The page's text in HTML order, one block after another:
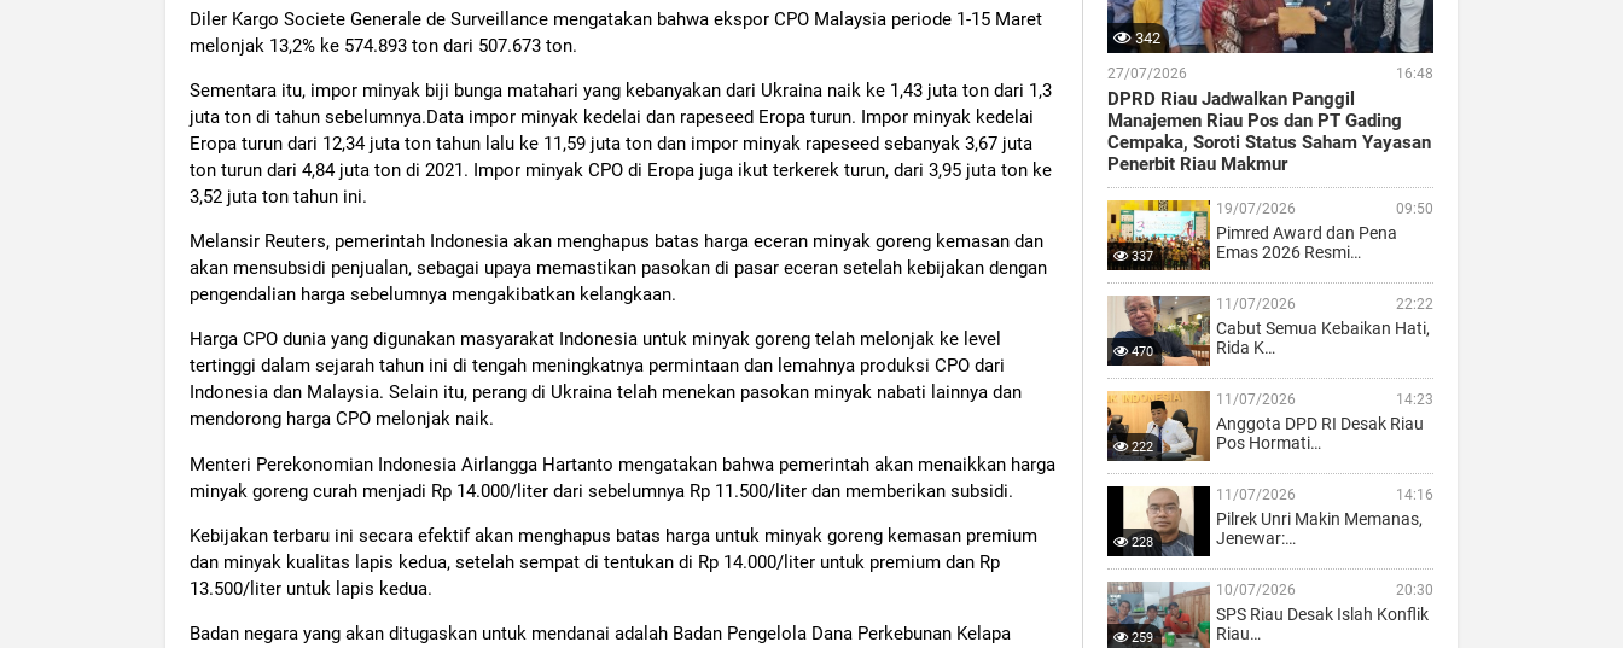
Diler Kargo Societe Generale de Surveillance mengatakan bahwa ekspor CPO Malaysia periode 1-15 Maret
melonjak 13,2% ke 574.893 ton dari 507.673 ton.
Sementara itu, impor minyak biji bunga matahari yang kebanyakan dari Ukraina naik ke 1,43 juta ton dari 1,3
juta ton di tahun sebelumnya.Data impor minyak kedelai dan rapeseed Eropa turun. Impor minyak kedelai
Eropa turun dari 12,34 juta ton tahun lalu ke 11,59 juta ton dan impor minyak rapeseed sebanyak 3,67 juta
ton turun dari 4,84 juta ton di 2021. Impor minyak CPO di Eropa juga ikut terkerek turun, dari 3,95 juta ton ke
3,52 juta ton tahun ini.
Melansir Reuters, pemerintah Indonesia akan menghapus batas harga eceran minyak goreng kemasan dan
akan mensubsidi penjualan, sebagai upaya memastikan pasokan di pasar eceran setelah kebijakan dengan
pengendalian harga sebelumnya mengakibatkan kelangkaan.
Harga CPO dunia yang digunakan masyarakat Indonesia untuk minyak goreng telah melonjak ke level
tertinggi dalam sejarah tahun ini di tengah meningkatnya permintaan dan lemahnya produksi CPO dari
Indonesia dan Malaysia. Selain itu, perang di Ukraina telah menekan pasokan minyak nabati lainnya dan
mendorong harga CPO melonjak naik.
Menteri Perekonomian Indonesia Airlangga Hartanto mengatakan bahwa pemerintah akan menaikkan harga
minyak goreng curah menjadi Rp 14.000/liter dari sebelumnya Rp 11.500/liter dan memberikan subsidi.
Kebijakan terbaru ini secara efektif akan menghapus batas harga untuk minyak goreng kemasan premium
dan minyak kualitas lapis kedua, setelah sempat di tentukan di Rp 14.000/liter untuk premium dan Rp
13.500/liter untuk lapis kedua.
Badan negara yang akan ditugaskan untuk mendanai adalah Badan Pengelola Dana Perkebunan Kelapa
342
27/07/2026 16:48
DPRD Riau Jadwalkan Panggil
Manajemen Riau Pos dan PT Gading
Cempaka, Soroti Status Saham Yayasan
Penerbit Riau Makmur
337
19/07/2026 09:50
Pimred Award dan Pena
Emas 2026 Resmi…
470
11/07/2026 22:22
Cabut Semua Kebaikan Hati,
Rida K…
222
11/07/2026 14:23
Anggota DPD RI Desak Riau
Pos Hormati…
228
11/07/2026 14:16
Pilrek Unri Makin Memanas,
Jenewar:…
259
10/07/2026 20:30
SPS Riau Desak Islah Konflik
Riau…